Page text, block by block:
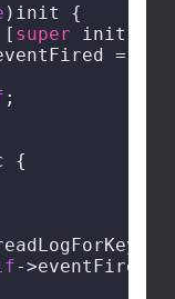
)init {
[ super init]) {
= [[
;
{
->eventFired